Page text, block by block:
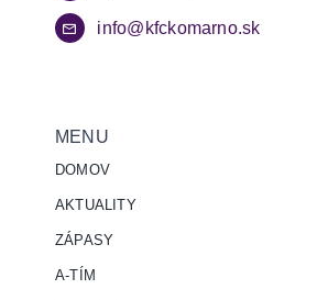
info@kfckomarno.sk
MENU
DOMOV
AKTUALITY
ZÁPASY
A-TÍM